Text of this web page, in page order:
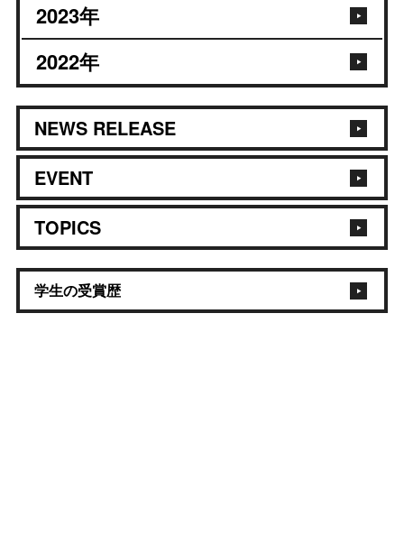
2023年
2022年
NEWS RELEASE
EVENT
TOPICS
学生の受賞歴